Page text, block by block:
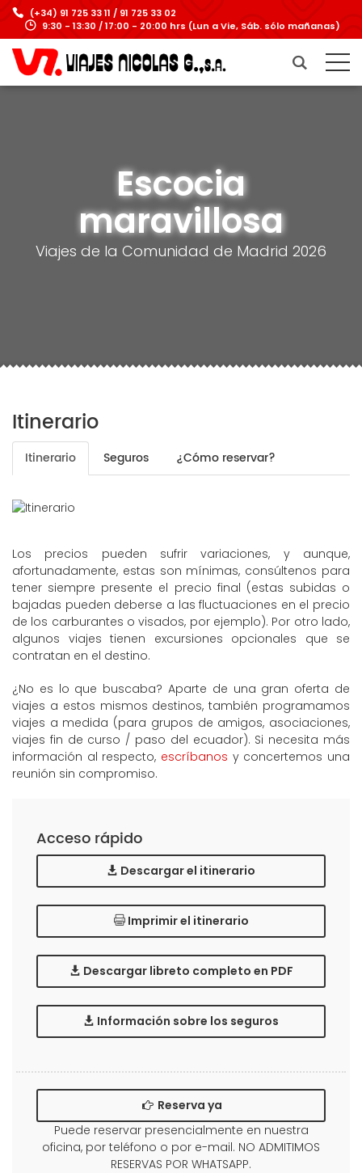
(+34) 91 725 33 11 / 91 725 33 02
9:30 - 13:30 / 17:00 - 20:00 hrs (Lun a Vie, Sáb. sólo mañanas)
Escocia
maravillosa
Viajes de la Comunidad de Madrid 2026
Itinerario
Itinerario Seguros ¿Cómo reservar?
Los precios pueden sufrir variaciones, y aunque,
afortunadamente, estas son mínimas, consúltenos para
tener siempre presente el precio final (estas subidas o
bajadas pueden deberse a las fluctuaciones en el precio
de los carburantes o visados, por ejemplo). Por otro lado,
algunos viajes tienen excursiones opcionales que se
contratan en el destino.
¿No es lo que buscaba? Aparte de una gran oferta de
viajes a estos mismos destinos, también programamos
viajes a medida (para grupos de amigos, asociaciones,
viajes fin de curso / paso del ecuador). Si necesita más
información al respecto, escríbanos y concertemos una
reunión sin compromiso.
Acceso rápido
Descargar el itinerario
Imprimir el itinerario
Descargar libreto completo en PDF
Información sobre los seguros
Reserva ya
Puede reservar presencialmente en nuestra
oficina, por teléfono o por e-mail. NO ADMITIMOS
RESERVAS POR WHATSAPP.